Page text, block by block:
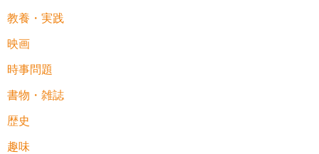
教養・実践
映画
時事問題
書物・雑誌
歴史
趣味